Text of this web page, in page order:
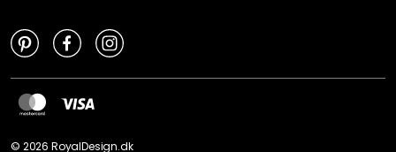
© 2026 RoyalDesign.dk